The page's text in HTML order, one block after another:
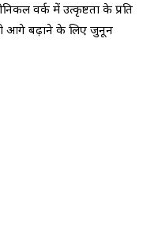
वर्क में उत्कृष्टता के प्रति
आगे बढ़ाने के लिए जुनून